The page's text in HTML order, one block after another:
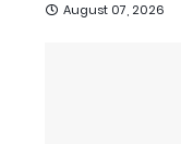
August 07, 2026